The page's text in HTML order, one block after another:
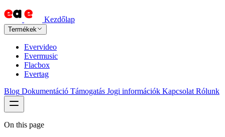
Kezdőlap
Termékek
Evervideo
Evermusic
Flacbox
Evertag
Blog Dokumentáció Támogatás Jogi információk Kapcsolat Rólunk
On this page